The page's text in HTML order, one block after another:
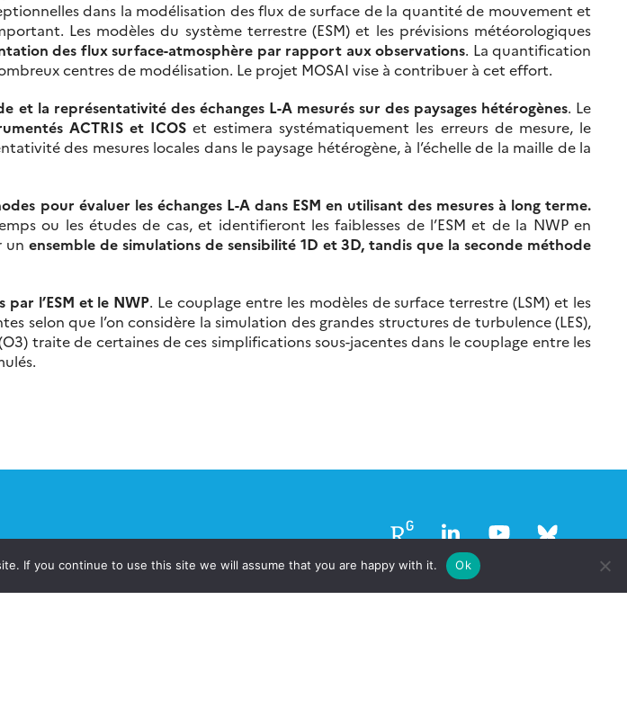
dans la modélisation des flux de surface de la quantité de mouvement et
Les modèles du système terrestre (ESM) et les prévisions météorologiques
des flux surface-atmosphère par rapport aux observations. La quantification
centres de modélisation. Le projet MOSAI vise à contribuer à cet effort.
la représentativité des échanges L-A mesurés sur des paysages hétérogènes. Le
ACTRIS et ICOSet estimera systématiquement les erreurs de mesure, le
des mesures locales dans le paysage hétérogène, à l’échelle de la maille de la
pour évaluer les échanges L-A dans ESM en utilisant des mesures à long terme.
ou les études de cas, et identifieront les faiblesses de l’ESM et de la NWP en
unensemble de simulations de sensibilité 1D et 3D, tandis que la seconde méthode
l’ESM et le NWP. Le couplage entre les modèles de surface terrestre (LSM) et les
selon que l’on considère la simulation des grandes structures de turbulence (LES),
traite de certaines de ces simplifications sous-jacentes dans le couplage entre les
Follow Follow
If you continue to use this site we will assume that you are happy with it. Ok